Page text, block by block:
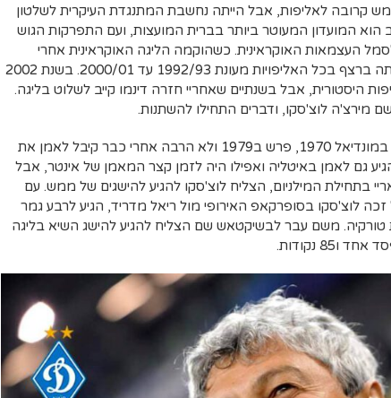
קרובה לאליפות, אבל הייתה נחשבת המתנגדת העיקרית לשלטון
הוא המועדון המעוטר ביותר בברית המועצות, ועם התפרקות הגוש
העצמאות האוקראינית. כשהוקמה הליגה האוקראינית אחרי
התפרקות הגוש דינמו קייב זכתה ברצף בכל האליפויות מעונת 1992/93 עד 2000/01. בשנת 2002
היסטורית, אבל בשנתיים שאחריי חזרה דינמו קייב לשלוט בליגה.
מירצ'ה לוצ'סקו, ודברים התחילו להשתנות.
לוצ'סקו, שחקן נבחרת רומניה במונדיאל 1970, פרש ב1979 ולא הרבה אחרי כבר קיבל לאמן את
גם לאמן באיטליה ואפילו היה לזמן קצר המאמן של אינטר, אבל
בתחילת המילניום, הצליח לוצ'סקו להגיע להישגים של ממש. עם
לוצ'סקו בסופרקאפ האירופי מול ריאל מדריד, הגיע לרבע גמר
טורקיה. משם עבר לבשיקטאש שם הצליח להגיע להישג השיא בליגה
נקודות.